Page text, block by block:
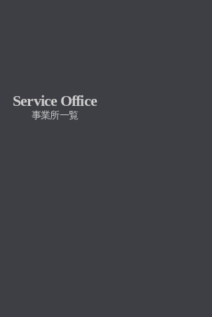
Service Office
事業所一覧